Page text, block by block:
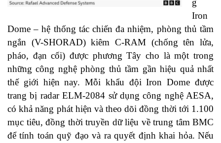
g
Iron
Dome – hệ thống tác chiến đa nhiệm, phòng thủ tầm
ngắn (V-SHORAD) kiêm C-RAM (chống tên lửa,
pháo, đạn cối) được phương Tây cho là một trong
những công nghệ phòng thủ tầm gần hiệu quả nhất
thế giới hiện nay. Mỗi khẩu đội Iron Dome được
trang bị radar ELM-2084 sử dụng công nghệ AESA,
có khả năng phát hiện và theo dõi đồng thời tới 1.100
mục tiêu, đồng thời truyền dữ liệu về trung tâm BMC
để tính toán quỹ đạo và ra quyết định khai hỏa. Nếu